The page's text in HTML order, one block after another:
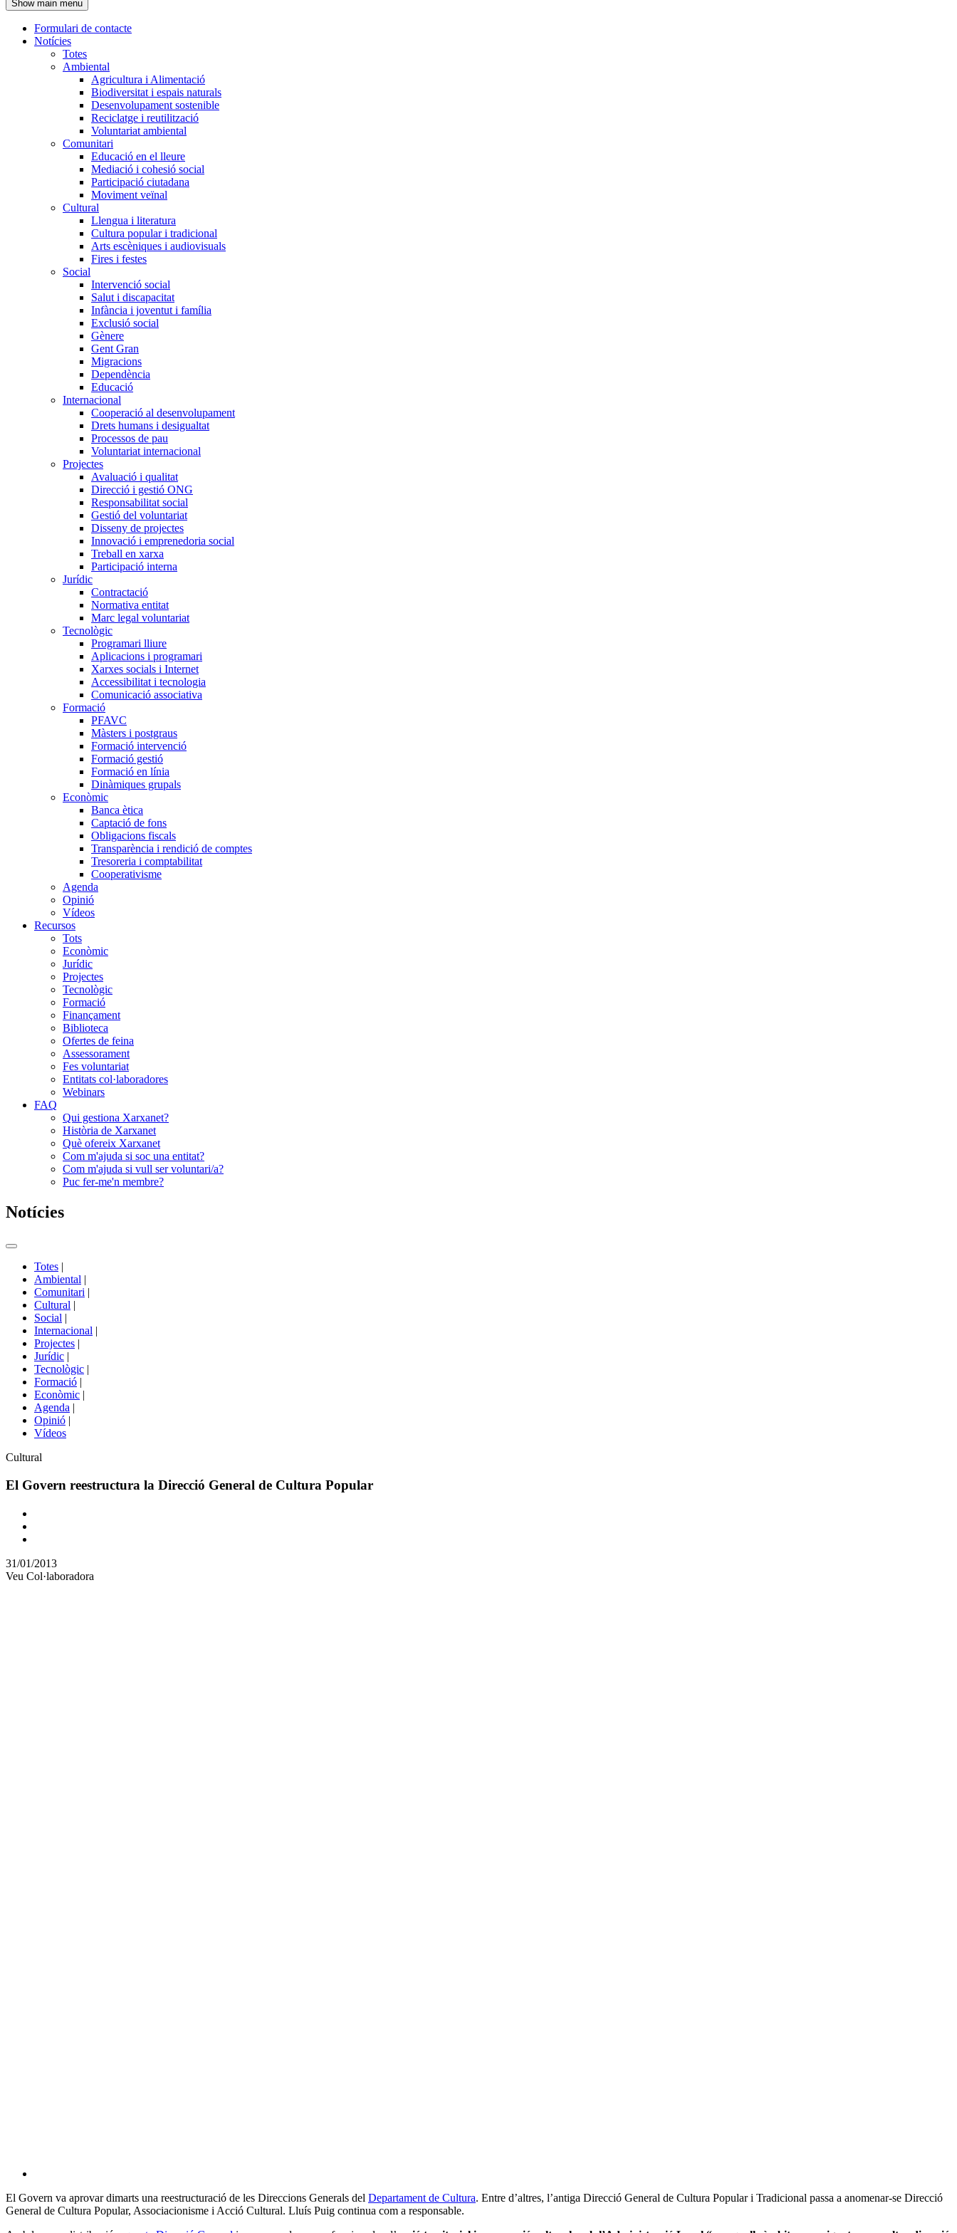
l'encapçalament
Show main menu
Navegació
principal
Formulari de contacte
Notícies
Totes
Ambiental
Agricultura i Alimentació
Biodiversitat i espais naturals
Desenvolupament sostenible
Reciclatge i reutilització
Voluntariat ambiental
Comunitari
Educació en el lleure
Mediació i cohesió social
Participació ciutadana
Moviment veïnal
Cultural
Llengua i literatura
Cultura popular i tradicional
Arts escèniques i audiovisuals
Fires i festes
Social
Intervenció social
Salut i discapacitat
Infància i joventut i família
Exclusió social
Gènere
Gent Gran
Migracions
Dependència
Educació
Internacional
Cooperació al desenvolupament
Drets humans i desigualtat
Processos de pau
Voluntariat internacional
Projectes
Avaluació i qualitat
Direcció i gestió ONG
Responsabilitat social
Gestió del voluntariat
Disseny de projectes
Innovació i emprenedoria social
Treball en xarxa
Participació interna
Jurídic
Contractació
Normativa entitat
Marc legal voluntariat
Tecnològic
Programari lliure
Aplicacions i programari
Xarxes socials i Internet
Accessibilitat i tecnologia
Comunicació associativa
Formació
PFAVC
Màsters i postgraus
Formació intervenció
Formació gestió
Formació en línia
Dinàmiques grupals
Econòmic
Banca ètica
Captació de fons
Obligacions fiscals
Transparència i rendició de comptes
Tresoreria i comptabilitat
Cooperativisme
Agenda
Opinió
Vídeos
Recursos
Tots
Econòmic
Jurídic
Projectes
Tecnològic
Formació
Finançament
Biblioteca
Ofertes de feina
Assessorament
Fes voluntariat
Entitats col·laboradores
Webinars
FAQ
Qui gestiona Xarxanet?
Història de Xarxanet
Què ofereix Xarxanet
Com m'ajuda si soc una entitat?
Com m'ajuda si vull ser voluntari/a?
Puc fer-me'n membre?
Notícies
Commutador
portals
Totes |
Ambiental |
Comunitari |
Cultural |
Social |
Internacional |
Projectes |
Jurídic |
Tecnològic |
Formació |
Econòmic |
Agenda |
Opinió |
Vídeos
Àmbit
la
Cultural
El Govern reestructura la Direcció General de Cultura Popular
Comparteix
altres
xarxes
31/01/2013
Veu Col·laboradora
El Govern va aprovar dimarts una reestructuració de les Direccions Generals del Departament de Cultura. Entre d’altres, l’antiga Direcció General de Cultura Popular i Tradicional passa a anomenar-se Direcció
General de Cultura Popular, Associacionisme i Acció Cultural. Lluís Puig continua com a responsable.